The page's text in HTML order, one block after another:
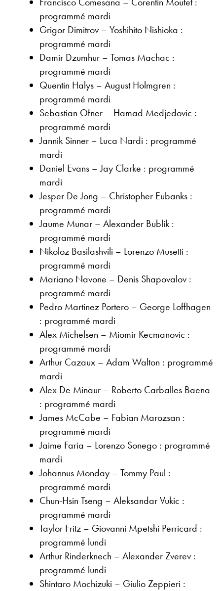
programmé mardi
Grigor Dimitrov – Yoshihito Nishioka :
programmé mardi
Damir Dzumhur – Tomas Machac :
programmé mardi
Quentin Halys – August Holmgren :
programmé mardi
Sebastian Ofner – Hamad Medjedovic :
programmé mardi
Jannik Sinner – Luca Nardi : programmé
mardi
Daniel Evans – Jay Clarke : programmé
mardi
Jesper De Jong – Christopher Eubanks :
programmé mardi
Jaume Munar – Alexander Bublik :
programmé mardi
Nikoloz Basilashvili – Lorenzo Musetti :
programmé mardi
Mariano Navone – Denis Shapovalov :
programmé mardi
Pedro Martinez Portero – George Loffhagen
: programmé mardi
Alex Michelsen – Miomir Kecmanovic :
programmé mardi
Arthur Cazaux – Adam Walton : programmé
mardi
Alex De Minaur – Roberto Carballes Baena
: programmé mardi
James McCabe – Fabian Marozsan :
programmé mardi
Jaime Faria – Lorenzo Sonego : programmé
mardi
Johannus Monday – Tommy Paul :
programmé mardi
Chun-Hsin Tseng – Aleksandar Vukic :
programmé mardi
Taylor Fritz – Giovanni Mpetshi Perricard :
programmé lundi
Arthur Rinderknech – Alexander Zverev :
programmé lundi
Shintaro Mochizuki – Giulio Zeppieri :